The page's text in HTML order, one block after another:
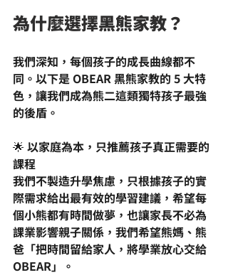
為什麼選擇黑熊家教？
我們深知，每個孩子的成長曲線都不
同。以下是 OBEAR 黑熊家教的 5 大特
色，讓我們成為熊二這類獨特孩子最強
的後盾。
🌟 以家庭為本，只推薦孩子真正需要的
課程
我們不製造升學焦慮，只根據孩子的實
際需求給出最有效的學習建議，希望每
個小熊都有時間做夢，也讓家長不必為
課業影響親子關係，我們希望熊媽、熊
爸「把時間留給家人，將學業放心交給
OBEAR」。